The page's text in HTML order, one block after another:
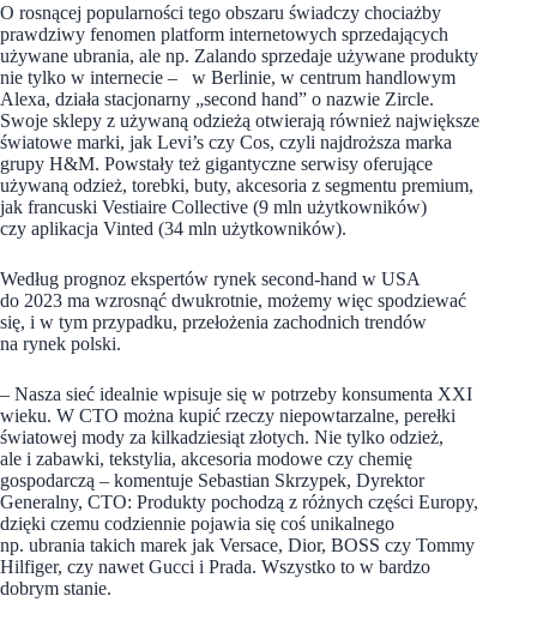
O rosnącej popularności tego obszaru świadczy chociażby
prawdziwy fenomen platform internetowych sprzedających
używane ubrania, ale np. Zalando sprzedaje używane produkty
nie tylko w internecie – w Berlinie, w centrum handlowym
Alexa, działa stacjonarny „second hand” o nazwie Zircle.
Swoje sklepy z używaną odzieżą otwierają również największe
światowe marki, jak Levi’s czy Cos, czyli najdroższa marka
grupy H&M. Powstały też gigantyczne serwisy oferujące
używaną odzież, torebki, buty, akcesoria z segmentu premium,
jak francuski Vestiaire Collective (9 mln użytkowników)
czy aplikacja Vinted (34 mln użytkowników).
Według prognoz ekspertów rynek second-hand w USA
do 2023 ma wzrosnąć dwukrotnie, możemy więc spodziewać
się, i w tym przypadku, przełożenia zachodnich trendów
na rynek polski.
– Nasza sieć idealnie wpisuje się w potrzeby konsumenta XXI
wieku. W CTO można kupić rzeczy niepowtarzalne, perełki
światowej mody za kilkadziesiąt złotych. Nie tylko odzież,
ale i zabawki, tekstylia, akcesoria modowe czy chemię
gospodarczą – komentuje Sebastian Skrzypek, Dyrektor
Generalny, CTO: Produkty pochodzą z różnych części Europy,
dzięki czemu codziennie pojawia się coś unikalnego
np. ubrania takich marek jak Versace, Dior, BOSS czy Tommy
Hilfiger, czy nawet Gucci i Prada. Wszystko to w bardzo
dobrym stanie.